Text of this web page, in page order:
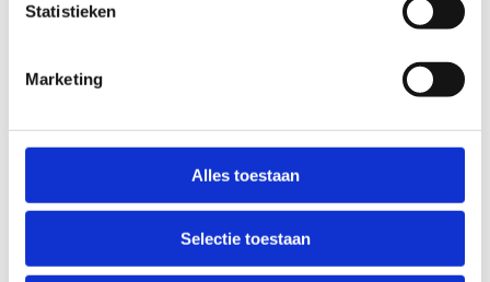
Statistieken
Marketing
Alles toestaan
Selectie toestaan
Contacteer ons
+32 50 43 52 50
Stuur een bericht